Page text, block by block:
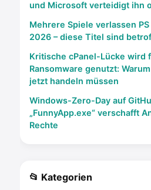
und Microsoft verteidigt ihn
Mehrere Spiele verlassen
2026 – diese Titel sind
Kritische cPanel-Lücke wird
Ransomware genutzt:
jetzt handeln müssen
Windows-Zero-Day auf
„FunnyApp.exe“ verschafft
Rechte
📂 Kategorien